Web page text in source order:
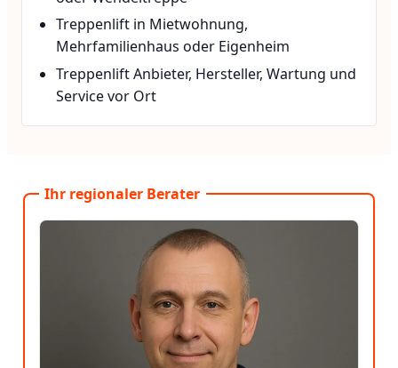
Treppenlift in Mietwohnung,
Mehrfamilienhaus oder Eigenheim
Treppenlift Anbieter, Hersteller, Wartung und
Service vor Ort
Ihr regionaler Berater